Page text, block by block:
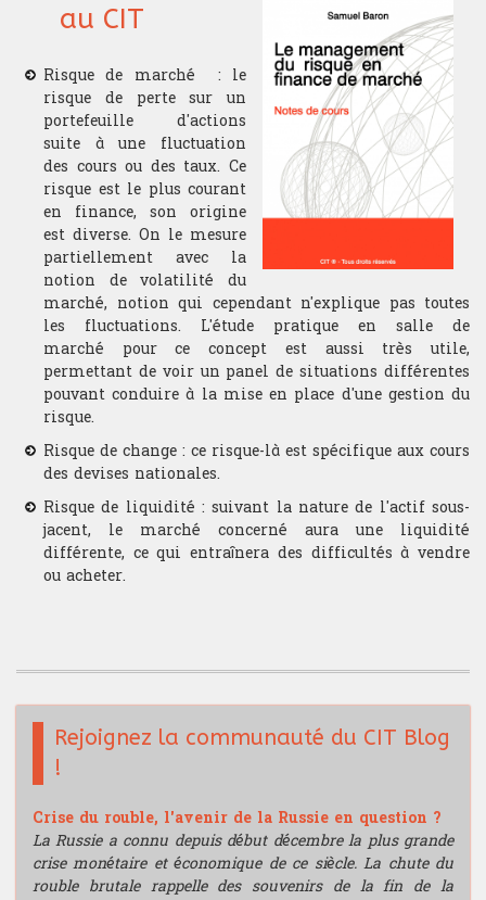
Stratégie du trader
Compétition et challenge au CIT USA
Departement
Hardware & Finance
Finance comportementale
Optimisation de portfolio
Trading HF
au CIT
Risque de marché : le
risque de perte sur un
portefeuille d'actions
suite à une fluctuation
des cours ou des taux. Ce
risque est le plus courant
en finance, son origine
est diverse. On le mesure
partiellement avec la
notion de volatilité du
marché, notion qui cependant n'explique pas toutes
les fluctuations. L'étude pratique en salle de
marché pour ce concept est aussi très utile,
permettant de voir un panel de situations différentes
pouvant conduire à la mise en place d'une gestion du
risque.
Risque de change : ce risque-là est spécifique aux cours
des devises nationales.
Risque de liquidité : suivant la nature de l'actif sous-
jacent, le marché concerné aura une liquidité
différente, ce qui entraînera des difficultés à vendre
ou acheter.
Rejoignez la communauté du CIT Blog
!
Crise du rouble, l'avenir de la Russie en question ?
La Russie a connu depuis début décembre la plus grande
crise monétaire et économique de ce siècle. La chute du
rouble brutale rappelle des souvenirs de la fin de la